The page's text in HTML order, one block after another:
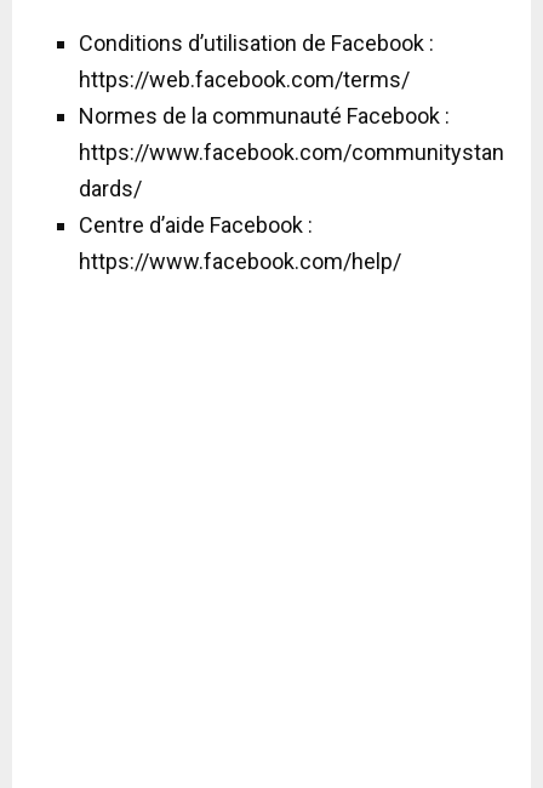
Conditions d’utilisation de Facebook :
https://web.facebook.com/terms/
Normes de la communauté Facebook :
https://www.facebook.com/communitystan
dards/
Centre d’aide Facebook :
https://www.facebook.com/help/